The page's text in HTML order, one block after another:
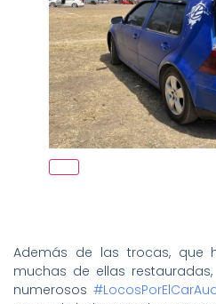
Además de las trocas, que
muchas de ellas
numerosos